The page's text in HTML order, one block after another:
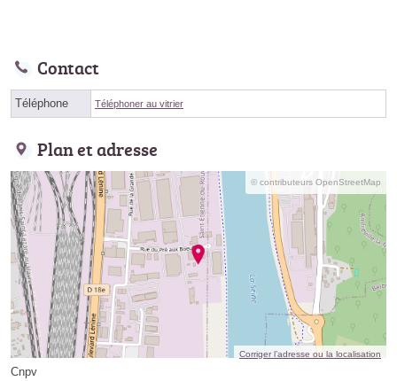
Contact
Téléphone Téléphoner au vitrier
Plan et adresse
© contributeurs OpenStreetMap
Corriger l’adresse ou la localisation
Cnpv